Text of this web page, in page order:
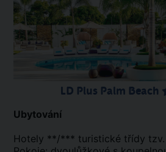
LD Plus Palm Beach
Ubytování
Hotely **/*** turistické třídy tzv.